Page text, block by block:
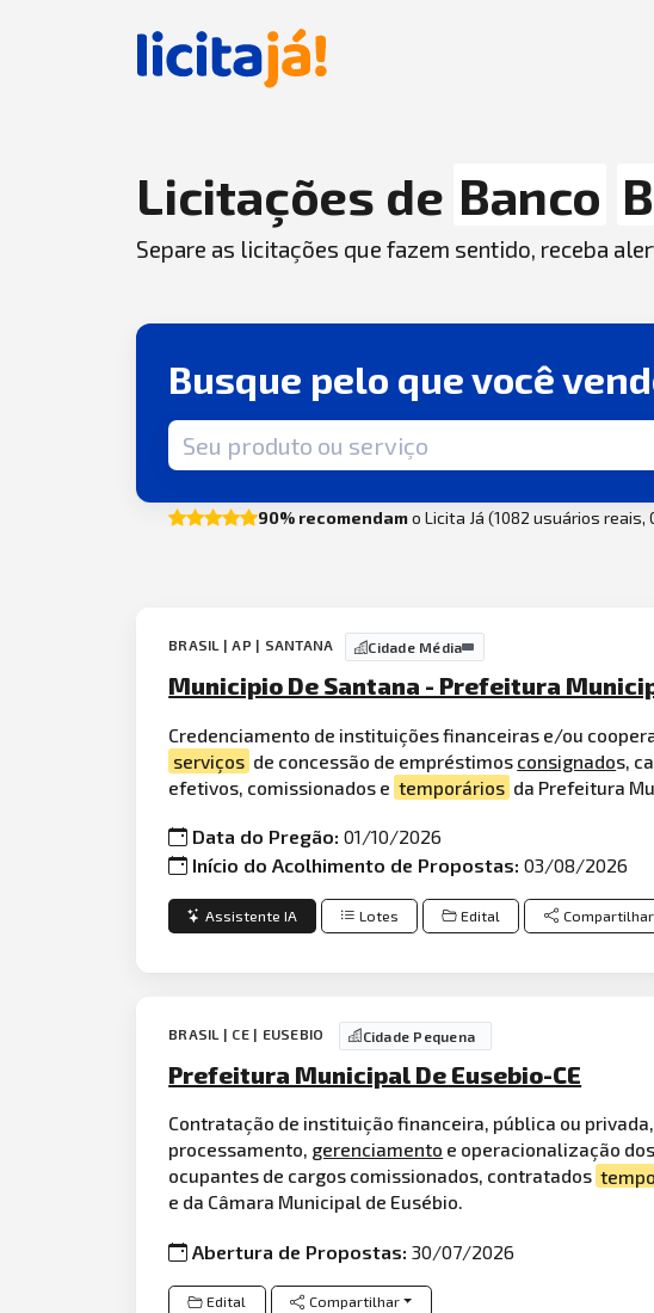
Licitações de Banco
Separe as licitações que fazem sentido, receba
Busque pelo que você
Termo de busca
90% recomendamo Licita Já (1082 usuários
BRASIL | AP | SANTANA Cidade Média
Municipio De Santana - Prefeitura
Credenciamento de instituições financeiras e/ou
serviços de concessão de empréstimos consignados,
efetivos, comissionados e temporários da Prefeitura
Data do Pregão:01/10/2026
Início do Acolhimento de Propostas:03/08/2026
Assistente IA Lotes Edital Compartilhar
BRASIL | CE | EUSEBIO Cidade Pequena
Prefeitura Municipal De Eusebio-CE
Contratação de instituição financeira, pública ou
processamento, gerenciamento e operacionalização
ocupantes de cargos comissionados, contratados
e da Câmara Municipal de Eusébio.
Abertura de Propostas:30/07/2026
Edital Compartilhar